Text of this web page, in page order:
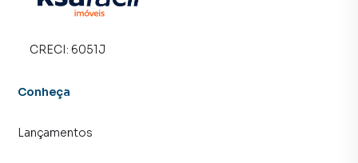
CRECI: 6051J
Conheça
Lançamentos